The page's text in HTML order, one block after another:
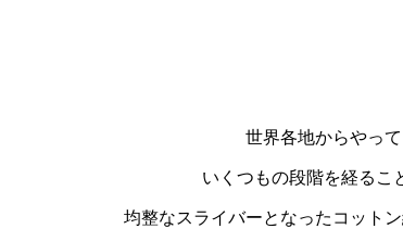
世界各地からやっ
いくつもの段階を経るこ
均整なスライバーとなったコット